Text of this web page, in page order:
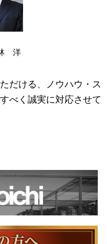
洋
だける、ノウハウ・ス
べく誠実に対応させて